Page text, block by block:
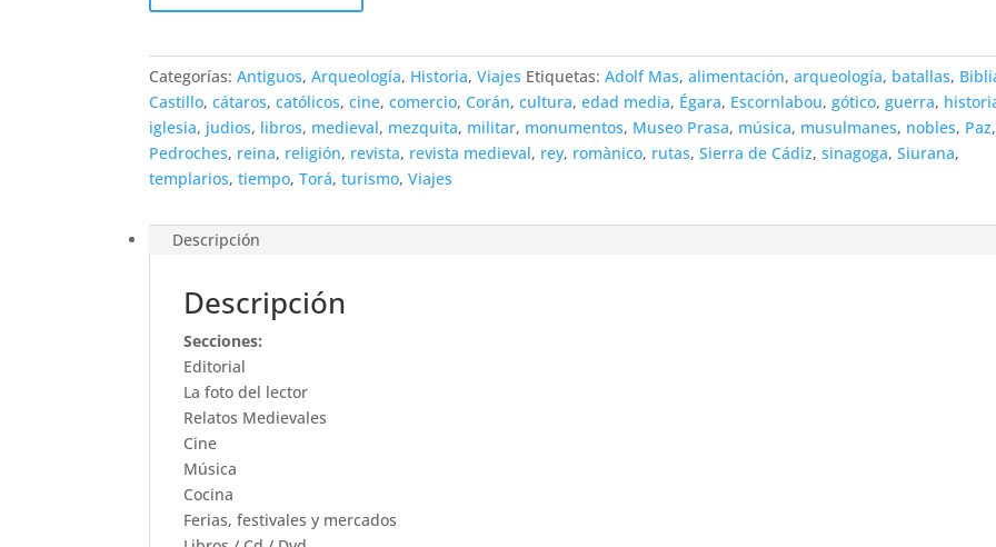
Categorías:Antiguos,Arqueología, Historia,Viajes Etiquetas:Adolf Mas,alimentación,arqueología, batallas,
Castillo,cátaros,católicos,cine,comercio,Corán,cultura,edad media, Égara, Escornlabou,gótico,guerra,
iglesia, judios, libros, medieval, mezquita, militar, monumentos, Museo Prasa, música, musulmanes, nobles, Paz,
Pedroches, reina, religión, revista, revista medieval, rey, romànico, rutas,Sierra de Cádiz,sinagoga,Siurana,
templarios,tiempo,Torá,turismo,Viajes
Descripción
Descripción
Secciones:
Editorial
La foto del lector
Relatos Medievales
Cine
Música
Cocina
Ferias, festivales y mercados